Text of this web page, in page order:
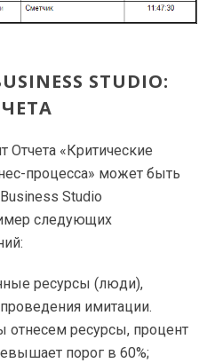
STUDIO:
Отчета «Критические
процесса» может быть
Studio
следующих
ресурсы (люди),
имитации.
отнесем ресурсы, процент
порог в 60%;